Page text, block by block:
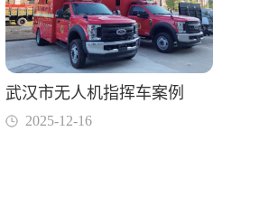
武汉市无人机指挥车案例
2025-12-16